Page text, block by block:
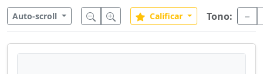
Auto-scroll Calificar Tono: